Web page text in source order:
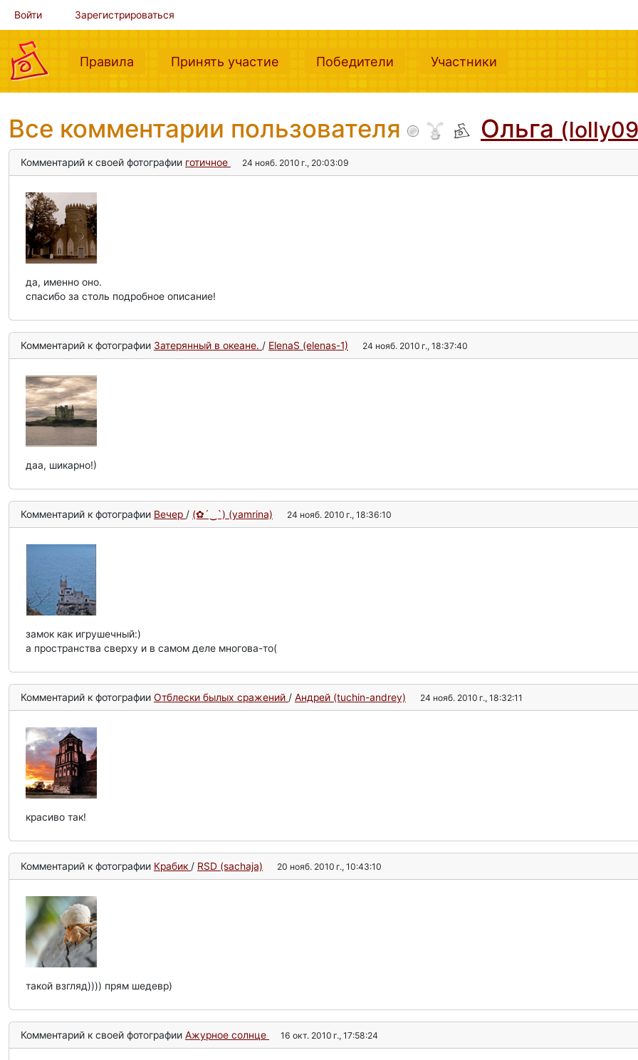
Войти Зарегистрироваться
Правила (current)Принять участие (current)Победители (current)Участники
Все комментарии пользователя Ольга
Комментарий к своей фотографии готичное 24 нояб. 2010 г., 20:03:09
да, именно оно.
спасибо за столь подробное описание!
Комментарий к фотографии Затерянный в океане. / ElenaS (elenas-1) 24 нояб. 2010 г., 18:37:40
даа, шикарно!)
Комментарий к фотографии Вечер / (✿´‿`) (yamrina) 24 нояб. 2010 г., 18:36:10
замок как игрушечный:)
а пространства сверху и в самом деле многова-то(
Комментарий к фотографии Отблески былых сражений / Андрей (tuchin-andrey) 24 нояб. 2010 г., 18:32:11
красиво так!
Комментарий к фотографии Крабик / RSD (sachaja) 20 нояб. 2010 г., 10:43:10
такой взгляд)))) прям шедевр)
Комментарий к своей фотографии Ажурное солнце 16 окт. 2010 г., 17:58:24